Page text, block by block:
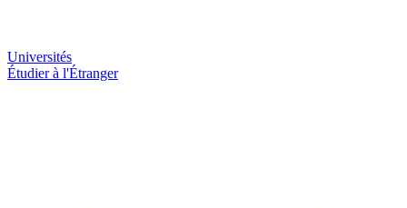
Universités
Étudier à l'Étranger